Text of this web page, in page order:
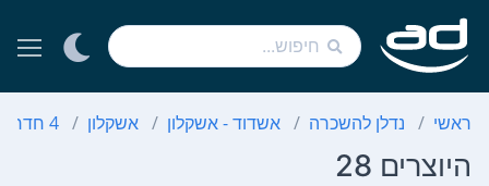
ראשי נדלן להשכרה אשדוד - אשקלון אשקלון 4 חדרים
היוצרים 28